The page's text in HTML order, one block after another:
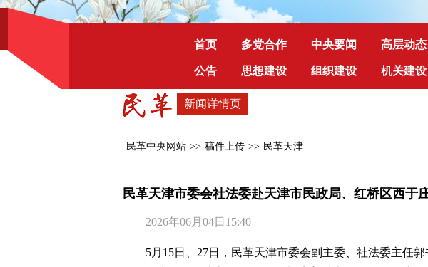
首页 多党合作 中央要闻 高层动态
公告 思想建设 组织建设 机关建设
新闻详情页
民革中央网站 >> 稿件上传 >> 民革天津
民革天津市委会社法委赴天津市民政局、红桥区西于
2026年06月04日15:40
5月15日、27日，民革天津市委会副主委、社法委主任